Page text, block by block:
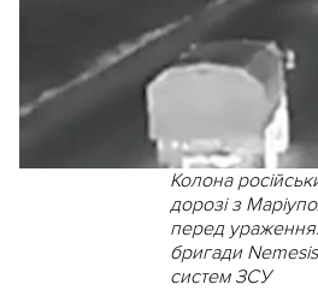
Колона
дорозі з
перед
бригади
систем ЗСУ